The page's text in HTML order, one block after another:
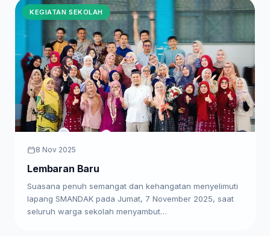
KEGIATAN SEKOLAH
8 Nov 2025
Lembaran Baru
Suasana penuh semangat dan kehangatan menyelimuti
lapang SMANDAK pada Jumat, 7 November 2025, saat
seluruh warga sekolah menyambut…